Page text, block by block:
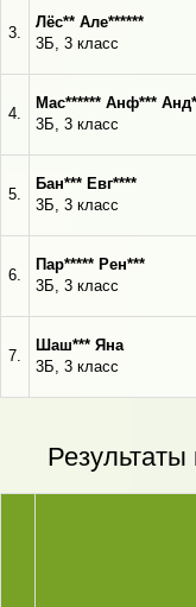
3.
Лёс** Але******
3Б, 3 класс
4.
Мас****** Анф***
3Б, 3 класс
5.
Бан*** Евг****
3Б, 3 класс
6.
Пар***** Рен***
3Б, 3 класс
7.
Шаш*** Яна
3Б, 3 класс
Результаты